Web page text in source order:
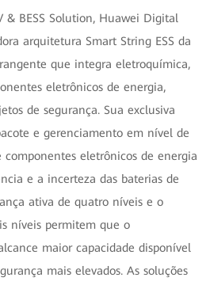
& BESS Solution, Huawei Digital
arquitetura Smart String ESS da
que integra eletroquímica,
eletrônicos de energia,
de segurança. Sua exclusiva
e gerenciamento em nível de
eletrônicos de energia
e a incerteza das baterias de
ativa de quatro níveis e o
níveis permitem que o
maior capacidade disponível
mais elevados. As soluções